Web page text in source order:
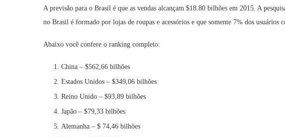
A previsão para o Brasil é que as vendas alcançam $18.80 bilhões em 2015. A
no Brasil é formado por lojas de roupas e acessórios e que somente 7% dos usuários
Abaixo você confere o ranking completo:
China – $562,66 bilhões
Estados Unidos – $349,06 bilhões
Reino Unido – $93,89 bilhões
Japão – $79,33 bilhões
Alemanha – $ 74,46 bilhões